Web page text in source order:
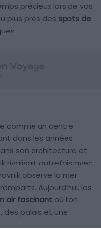
précieux lors de vos
plus près des spots de
comme un centre
dans les années
son architecture et
rivalisait autrefois avec
observe la mer
Aujourd’hui, les
air fascinant où l’on
des palais et une